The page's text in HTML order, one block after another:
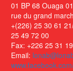
01 BP 68 Ouaga
rue du grand
+(226) 25 30 61
25 49 72 00
Fax: +226 25 31
Email: